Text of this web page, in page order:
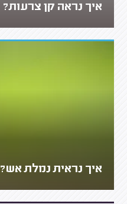
איך נראה קן צרעות?
איך נראית נמלת אש?